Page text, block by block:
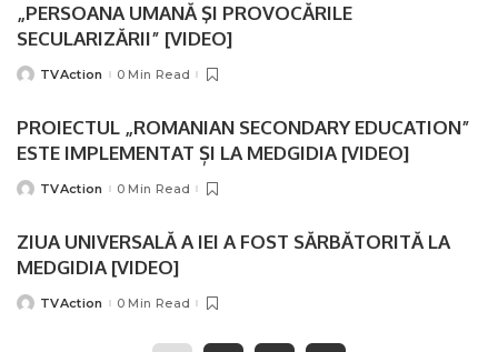
„PERSOANA UMANĂ ŞI PROVOCĂRILE
SECULARIZĂRII” [VIDEO]
PostedTVAction 0 Min Read
PROIECTUL „ROMANIAN SECONDARY EDUCATION”
ESTE IMPLEMENTAT ȘI LA MEDGIDIA [VIDEO]
PostedTVAction 0 Min Read
ZIUA UNIVERSALĂ A IEI A FOST SĂRBĂTORITĂ LA
MEDGIDIA [VIDEO]
PostedTVAction 0 Min Read